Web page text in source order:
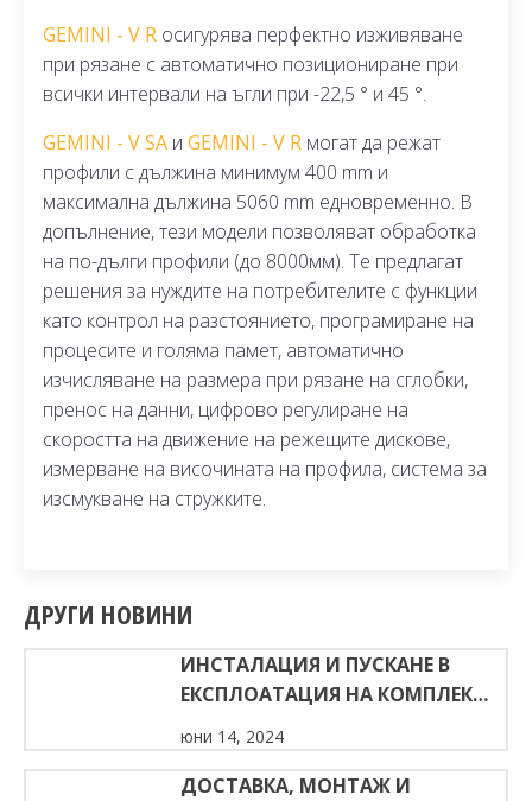
GEMINI - V Rосигурява перфектно изживяване
при рязане с автоматично позициониране при
всички интервали на ъгли при -22,5 ° и 45 °.
GEMINI - V SA и GEMINI - V Rмогат да режат
профили с дължина минимум 400 mm и
максимална дължина 5060 mm едновременно. В
допълнение, тези модели позволяват обработка
на по-дълги профили (до 8000мм). Те предлагат
решения за нуждите на потребителите с функции
като контрол на разстоянието, програмиране на
процесите и голяма памет, автоматично
изчисляване на размера при рязане на сглобки,
пренос на данни, цифрово регулиране на
скоростта на движение на режещите дискове,
измерване на височината на профила, система за
изсмукване на стружките.
ДРУГИ НОВИНИ
ИНСТАЛАЦИЯ И ПУСКАНЕ В
ЕКСПЛОАТАЦИЯ НА КОМПЛЕКТ
НА ПВЦ ДОГРАМА
юни 14, 2024
ДОСТАВКА, МОНТАЖ И